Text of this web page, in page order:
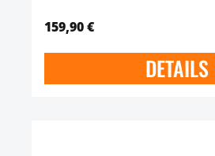
159,90 €
DETAILS